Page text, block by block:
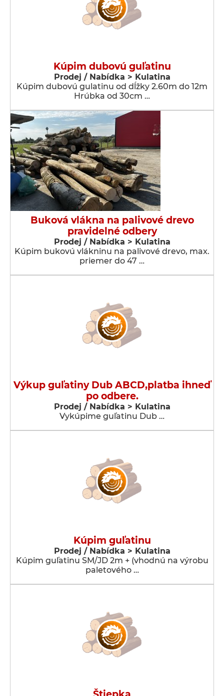
Kúpim dubovú guľatinu
Prodej / Nabídka > Kulatina
Kúpim dubovú gulatinu od dĺžky 2.60m do 12m
Hrúbka od 30cm …
Buková vlákna na palivové drevo
pravidelné odbery
Prodej / Nabídka > Kulatina
Kúpim bukovú vlákninu na palivové drevo, max.
priemer do 47 …
Výkup guľatiny Dub ABCD,platba ihneď
po odbere.
Prodej / Nabídka > Kulatina
Vykúpime guľatinu Dub …
Kúpim guľatinu
Prodej / Nabídka > Kulatina
Kúpim guľatinu SM/JD 2m + (vhodnú na výrobu
paletového …